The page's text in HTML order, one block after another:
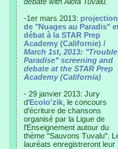
-1er mars 2013: projection
de "Nuages au Paradis"
débat à la STAR Prep
Academy (Californie) /
March 1st, 2013:
Paradise" screening and
debate at the STAR Prep
Academy (California)
- 29 janvier 2013: Jury
d'Ecolo'zik , le concours
d'écriture de chansons
organisé par la Ligue de
l'Enseignement autour du
thème "Sauvons Tuvalu".
lauréats enregistreront leur